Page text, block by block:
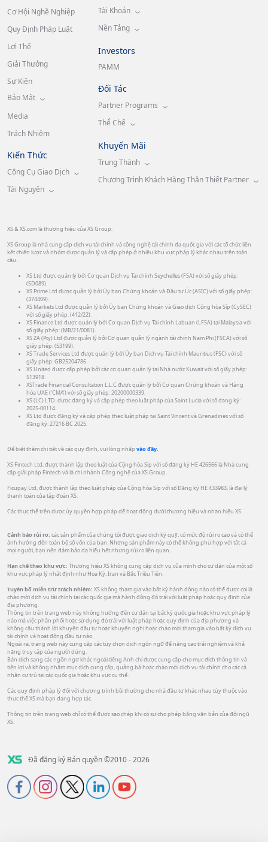
Cơ Hội Nghề Nghiệp
Quy Định Pháp Luật
Lợi Thế
Giải Thưởng
Sự Kiện
Bảo Mật
Media
Trách Nhiệm
Kiến Thức
Công Cụ Giao Dịch
Tài Nguyên
Tài Khoản
Nền Tảng
Investors
PAMM
Đối Tác
Partner Programs
Thể Chế
Khuyến Mãi
Trung Thành
Chương Trình Khách Hàng Thân Thiết Partner
XS & XS.com là thương hiệu của XS Group.
XS Group là nhà cung cấp dịch vụ tài chính và công nghệ tài chính đa quốc gia với các tổ chức liên
kết chiến lược và nhóm được quản lý và cấp phép ở nhiều khu vực pháp lý khác nhau trên toàn
cầu.
XS Ltd được quản lý bởi Cơ quan Dịch vụ Tài chính Seychelles (FSA) với số giấy phép:
(SD089).
XS Prime Ltd được quản lý bởi Ủy ban Chứng khoán và Đầu tư Úc (ASIC) với số giấy phép:
(374409).
XS Markets Ltd được quản lý bởi Ủy ban Chứng khoán và Giao dịch Cộng hòa Síp (CySEC)
với số giấy phép: (412/22).
XS Finance Ltd được quản lý bởi Cơ quan Dịch vụ Tài chính Labuan (LFSA) tại Malaysia với
số giấy phép: (MB/21/0081).
XS ZA (Pty) Ltd được quản lý bởi Cơ quan quản lý ngành tài chính Nam Phi (FSCA) với số
giấy phép: (53199).
XS Trade Services Ltd được quản lý bởi Ủy ban Dịch vụ Tài chính Mauritius (FSC) với số
giấy phép: GB25204786.
XS United được cấp phép bởi các cơ quan quản lý tại Nhà nước Kuwait với số giấy phép:
513918.
XSTrade Financial Consultation L.L.C được quản lý bởi Cơ quan Chứng khoán và Hàng
hóa UAE (‘CMA’) với số giấy phép: 20200000339.
XS (LC) LTD. được đăng ký và cấp phép theo luật pháp của Saint Lucia với số đăng ký:
2025-00114.
XS Ltd được đăng ký và cấp phép theo luật pháp tại Saint Vincent và Grenadines với số
đăng ký: 27216 BC 2025.
Để biết thêm chi tiết về các quy định, vui lòng nhấp vào đây.
XS Fintech Ltd, được thành lập theo luật của Cộng hòa Síp với số đăng ký HE 426566 là Nhà cung
cấp giải pháp Fintech và là chi nhánh Công nghệ của XS Group.
Ficupay Ltd, được thành lập theo luật pháp của Cộng hòa Síp với số Đăng ký HE 433983, là đại lý
thanh toán của tập đoàn XS.
Các thực thể trên được ủy quyền hợp pháp để hoạt động dưới thương hiệu và nhãn hiệu XS.
Cảnh báo rủi ro: các sản phẩm của chúng tôi được giao dịch ký quỹ, có mức độ rủi ro cao và có thể
ảnh hưởng đến toàn bộ số vốn của bạn. Những sản phẩm này có thể không phù hợp với tất cả
mọi người, bạn nên đảm bảo đã hiểu hết những rủi ro liên quan.
Hạn chế theo khu vực: Thương hiệu XS không cung cấp dịch vụ của mình cho cư dân của một số
khu vực pháp lý nhất định như Hoa Kỳ, Iran và Bắc Triều Tiên.
Tuyên bố miễn trừ trách nhiệm: XS không tham gia vào bất kỳ hành động nào có thể được coi là
chào mời dịch vụ tài chính tại các quốc gia mà hành động đó trái với luật pháp hoặc quy định của
địa phương.
Thông tin trên trang web này không hướng đến cư dân tại bất kỳ quốc gia hoặc khu vực pháp lý
nào mà việc phân phối hoặc sử dụng đó trái với luật pháp hoặc quy định của địa phương và
không cấu thành lời khuyên đầu tư hoặc khuyến nghị hoặc chào mời tham gia vào bất kỳ dịch vụ
tài chính và hoạt động đầu tư nào.
Ngoài ra, trang web này cung cấp các tùy chọn dịch ngôn ngữ để nâng cao trải nghiệm và khả
năng truy cập của người dùng.
Bản dịch sang các ngôn ngữ khác ngoài tiếng Anh chỉ được cung cấp cho mục đích thông tin và
tiện lợi và không nhằm mục đích cung cấp, quảng bá hoặc chào mời dịch vụ tài chính cho các cá
nhân cư trú tại các quốc gia hoặc khu vực cụ thể.
Các quy định pháp lý đối với chương trình bồi thường cho nhà đầu tư khác nhau tùy thuộc vào
thực thể XS mà bạn đang hợp tác.
Thông tin trên trang web chỉ có thể được sao chép khi có sự cho phép bằng văn bản của đội ngũ
XS.
Đã đăng ký Bản quyền ©2010 - 2026